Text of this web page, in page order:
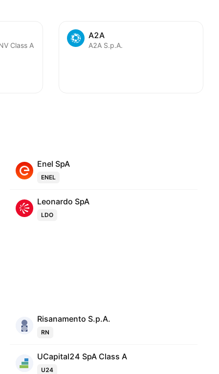
Class A
A2A
A2A S.p.A.
Enel SpA
ENEL
Leonardo SpA
LDO
Risanamento S.p.A.
RN
UCapital24 SpA Class A
U24